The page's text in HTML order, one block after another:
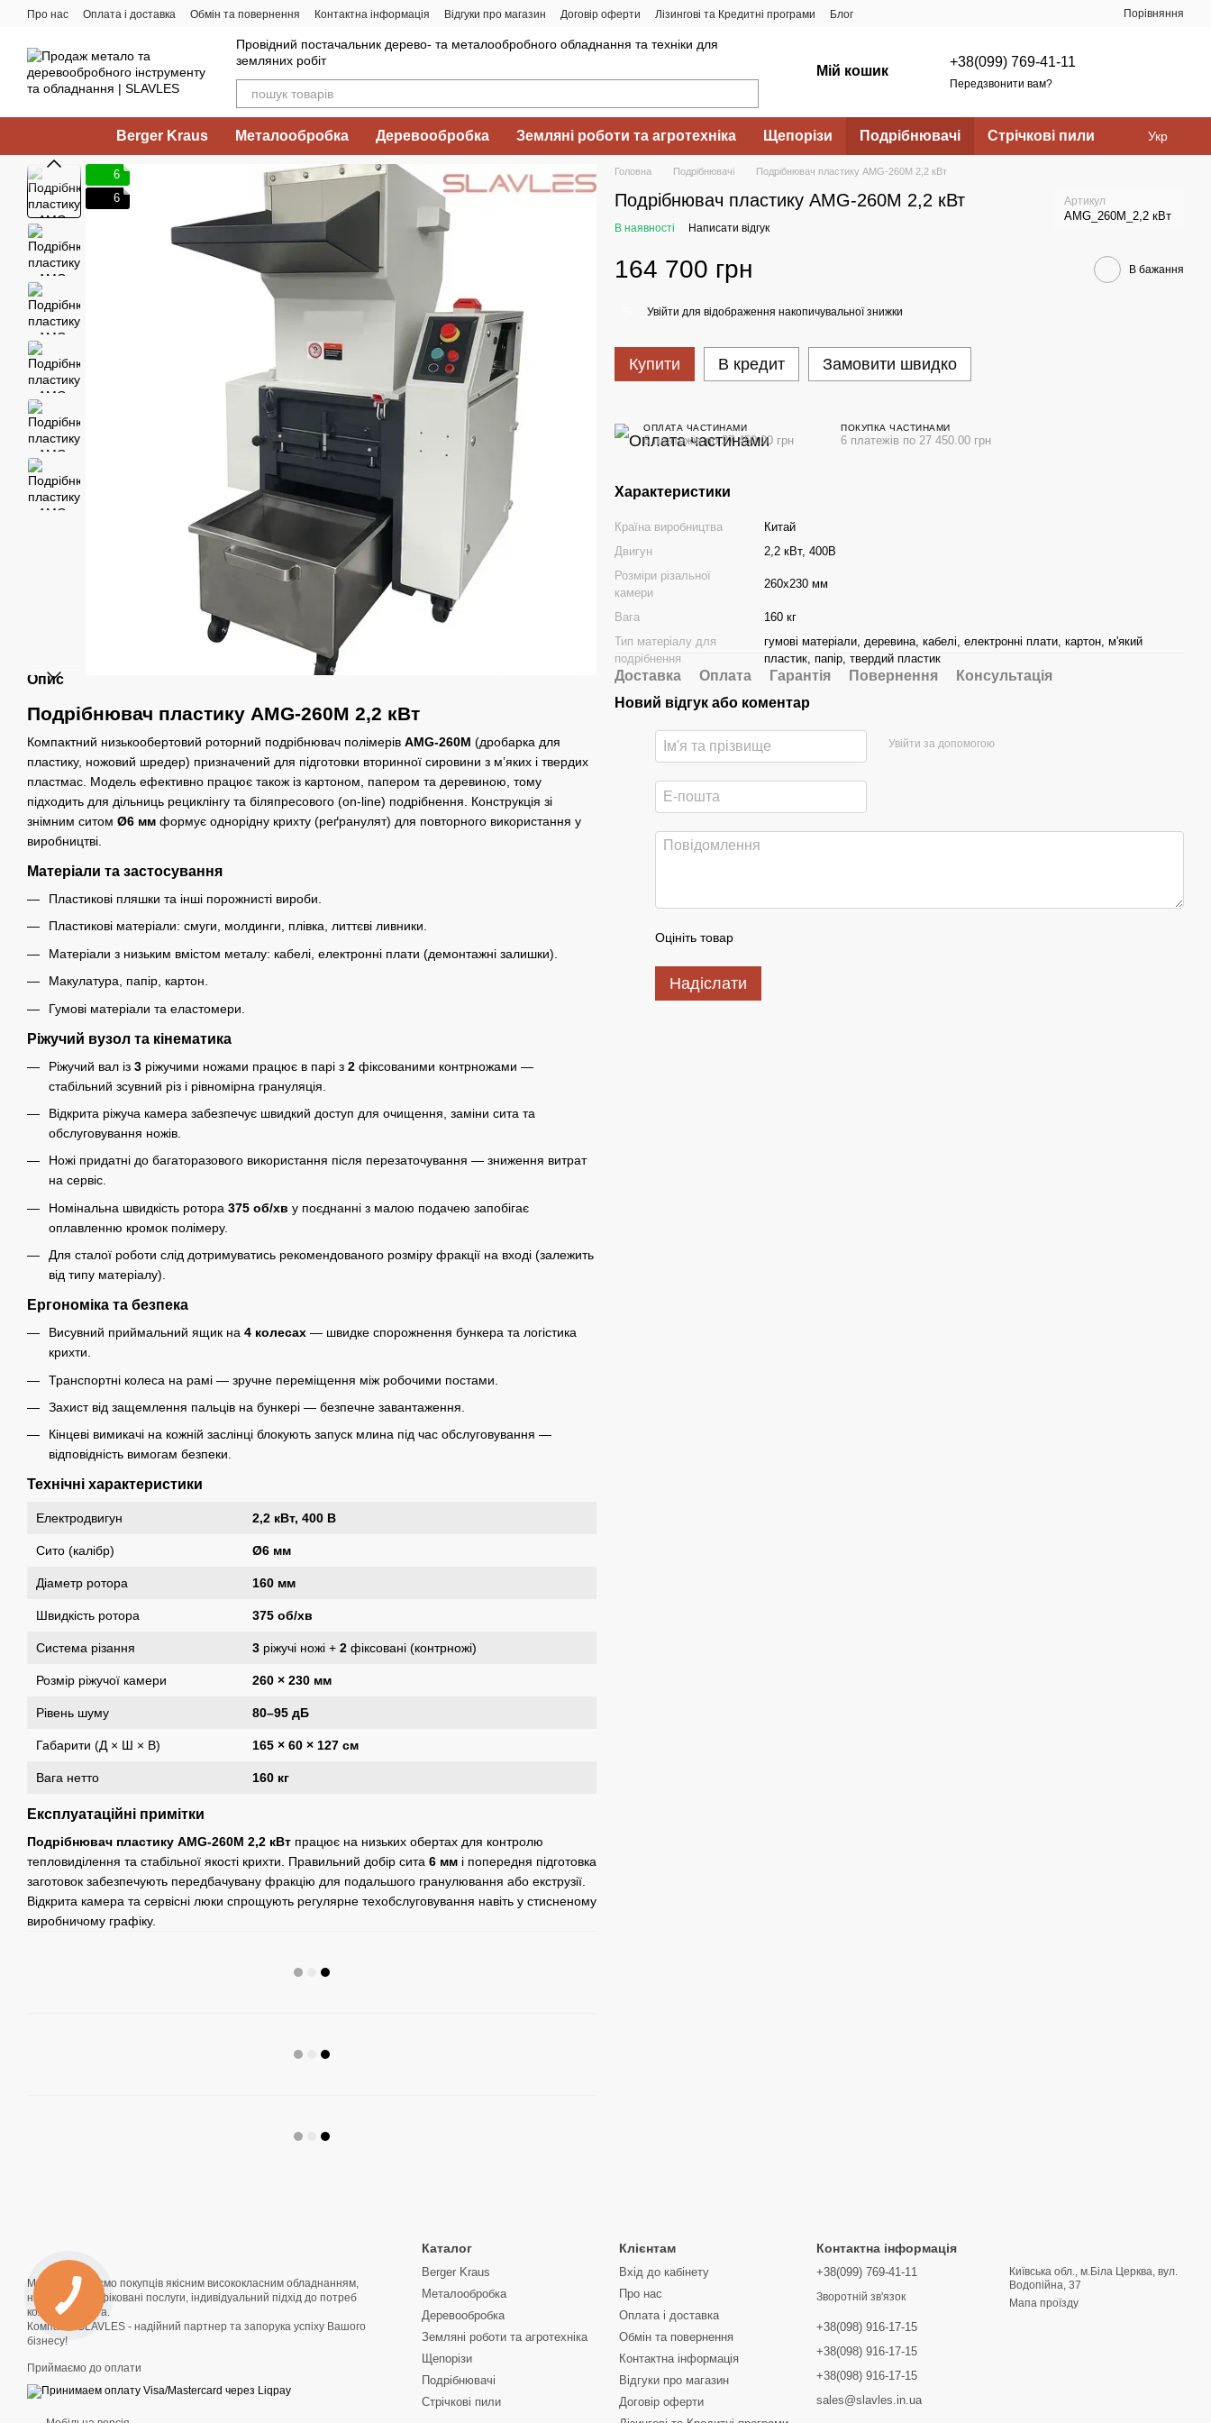
Перейти до основного контенту
Про нас Оплата і доставка Обмін та повернення Контактна інформація Відгуки про магазин Договір оферти Лізингові та Кредитні програми Блог Порівняння
Провідний постачальник дерево- та металообробного обладнання та техніки для
земляних робіт
Мій кошик
+38(099) 769-41-11
Передзвонити вам?
Berger Kraus Металообробка Деревообробка Земляні роботи та агротехніка Щепорізи Подрібнювачі Стрічкові пили Укр
6
6
Опис
Подрібнювач пластику AMG-260M 2,2 кВт
Компактний низькообертовий роторний подрібнювач полімерів AMG-260M (дробарка для
пластику, ножовий шредер) призначений для підготовки вторинної сировини з м’яких і твердих
пластмас. Модель ефективно працює також із картоном, папером та деревиною, тому
підходить для дільниць рециклінгу та біляпресового (on-line) подрібнення. Конструкція зі
знімним ситом Ø6 мм формує однорідну крихту (реґранулят) для повторного використання у
виробництві.
Матеріали та застосування
Пластикові пляшки та інші порожнисті вироби.
Пластикові матеріали: смуги, молдинги, плівка, литтєві ливники.
Матеріали з низьким вмістом металу: кабелі, електронні плати (демонтажні залишки).
Макулатура, папір, картон.
Гумові матеріали та еластомери.
Ріжучий вузол та кінематика
Ріжучий вал із 3 ріжучими ножами працює в парі з 2 фіксованими контрножами —
стабільний зсувний різ і рівномірна грануляція.
Відкрита ріжуча камера забезпечує швидкий доступ для очищення, заміни сита та
обслуговування ножів.
Ножі придатні до багаторазового використання після перезаточування — зниження витрат
на сервіс.
Номінальна швидкість ротора 375 об/хв у поєднанні з малою подачею запобігає
оплавленню кромок полімеру.
Для сталої роботи слід дотримуватись рекомендованого розміру фракції на вході (залежить
від типу матеріалу).
Ергономіка та безпека
Висувний приймальний ящик на 4 колесах — швидке спорожнення бункера та логістика
крихти.
Транспортні колеса на рамі — зручне переміщення між робочими постами.
Захист від защемлення пальців на бункері — безпечне завантаження.
Кінцеві вимикачі на кожній заслінці блокують запуск млина під час обслуговування —
відповідність вимогам безпеки.
Технічні характеристики
Електродвигун 2,2 кВт, 400 В
Сито (калібр) Ø6 мм
Діаметр ротора 160 мм
Швидкість ротора 375 об/хв
Система різання 3 ріжучі ножі + 2 фіксовані (контрножі)
Розмір ріжучої камери 260 × 230 мм
Рівень шуму 80–95 дБ
Габарити (Д × Ш × В) 165 × 60 × 127 см
Вага нетто 160 кг
Експлуатаційні примітки
Подрібнювач пластику AMG-260M 2,2 кВт працює на низьких обертах для контролю
тепловиділення та стабільної якості крихти. Правильний добір сита 6 мм і попередня підготовка
заготовок забезпечують передбачувану фракцію для подальшого гранулювання або екструзії.
Відкрита камера та сервісні люки спрощують регулярне техобслуговування навіть у стисненому
виробничому графіку.
Головна Подрібнювачі Подрібнювач пластику AMG-260M 2,2 кВт
Подрібнювач пластику AMG-260M 2,2 кВт Артикул
AMG_260M_2,2 кВт
В наявності Написати відгук
164 700 грн В бажання
Увійти для відображення накопичувальної знижки
Купити В кредит Замовити швидко
ОПЛАТА ЧАСТИНАМИ
6 платежів по 27 450.00 грн
ПОКУПКА ЧАСТИНАМИ
6 платежів по 27 450.00 грн
Характеристики
Країна виробництва
Китай
Двигун
2,2 кВт, 400В
Розміри різальної
камери
260х230 мм
Вага
160 кг
Тип матеріалу для
подрібнення
гумові матеріали, деревина, кабелі, електронні плати, картон, м'який
пластик, папір, твердий пластик
Доставка Оплата Гарантія Повернення
Консультація
Новий відгук або коментар
Увійти за допомогою
Оцініть товар
Надіслати
Ми забезпечуємо покупців якісним висококласним обладнанням,
надаючи кваліфіковані послуги, індивідуальний підхід до потреб
кожного клієнта.
Компанія SLAVLES - надійний партнер та запорука успіху Вашого
бізнесу!
Приймаємо до оплати
Каталог
Berger Kraus
Металообробка
Деревообробка
Земляні роботи та агротехніка
Щепорізи
Подрібнювачі
Стрічкові пили
Клієнтам
Вхід до кабінету
Про нас
Оплата і доставка
Обмін та повернення
Контактна інформація
Відгуки про магазин
Договір оферти
Контактна інформація
+38(099) 769-41-11
Зворотній зв'язок
+38(098) 916-17-15
+38(098) 916-17-15
+38(098) 916-17-15
sales@slavles.in.ua
Київська обл., м.Біла Церква, вул.
Водопійна, 37
Мапа проїзду